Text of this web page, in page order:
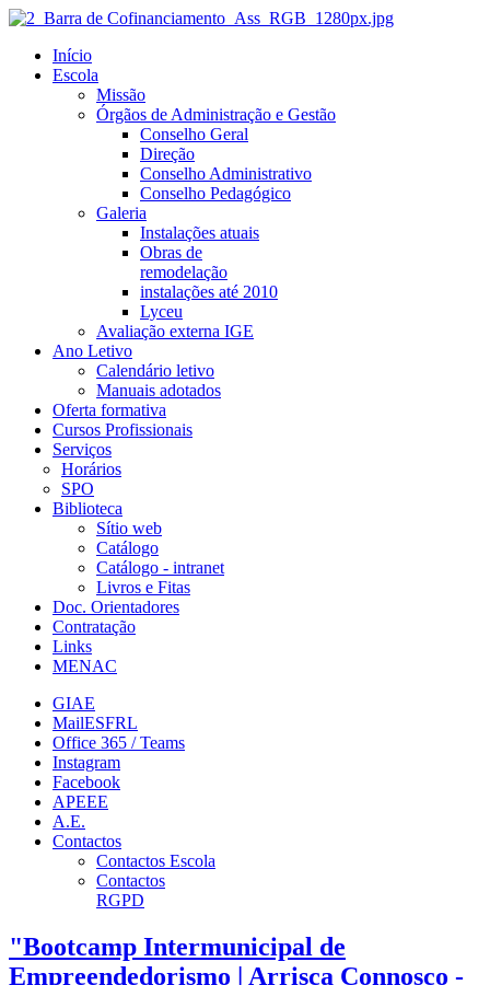
Início
Escola
Missão
Órgãos de Administração e Gestão
Conselho Geral
Direção
Conselho Administrativo
Conselho Pedagógico
Galeria
Instalações atuais
Obras de
remodelação
instalações até 2010
Lyceu
Avaliação externa IGE
Ano Letivo
Calendário letivo
Manuais adotados
Oferta formativa
Cursos Profissionais
Serviços
Horários
SPO
Biblioteca
Sítio web
Catálogo
Catálogo - intranet
Livros e Fitas
Doc. Orientadores
Contratação
Links
MENAC
GIAE
MailESFRL
Office 365 / Teams
Instagram
Facebook
APEEE
A.E.
Contactos
Contactos Escola
Contactos
RGPD
"Bootcamp Intermunicipal de
Empreendedorismo | Arrisca Connosco -